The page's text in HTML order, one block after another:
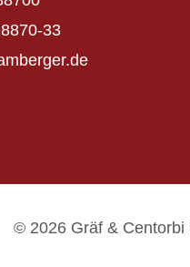
33
© 2026 Gräf & Centorbi